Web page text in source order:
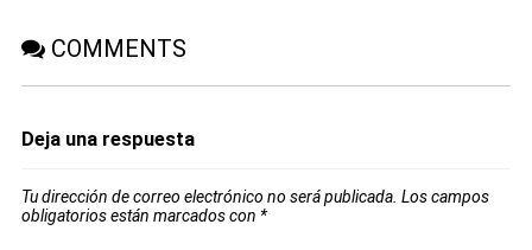
COMMENTS
Deja una respuesta
Tu dirección de correo electrónico no será publicada. Los campos
obligatorios están marcados con *